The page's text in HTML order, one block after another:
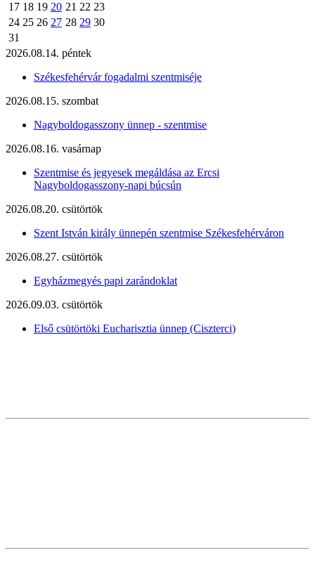
17 18 19 20 21 22 23
24 25 26 27 28 29 30
31
2026.08.14. péntek
Székesfehérvár fogadalmi szentmiséje
2026.08.15. szombat
Nagyboldogasszony ünnep - szentmise
2026.08.16. vasárnap
Szentmise és jegyesek megáldása az Ercsi
Nagyboldogasszony-napi búcsún
2026.08.20. csütörtök
Szent István király ünnepén szentmise Székesfehérváron
2026.08.27. csütörtök
Egyházmegyés papi zarándoklat
2026.09.03. csütörtök
Első csütörtöki Eucharisztia ünnep (Ciszterci)